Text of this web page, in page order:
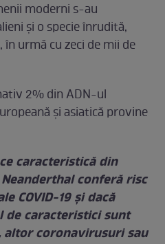
moderni s-au
și o specie înrudită,
urmă cu zeci de mii de
2% din ADN-ul
și asiatică provine
caracteristică din
conferă risc
COVID-19 și dacă
de caracteristici sunt
altor coronavirusuri sau